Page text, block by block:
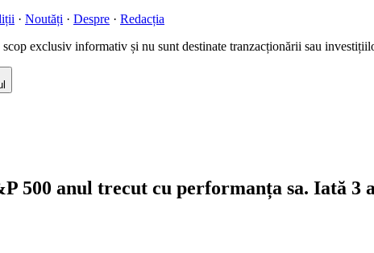
· Noutăți · Despre · Redacția
exclusiv informativ și nu sunt destinate tranzacționării sau
500 anul trecut cu performanța sa. Iată